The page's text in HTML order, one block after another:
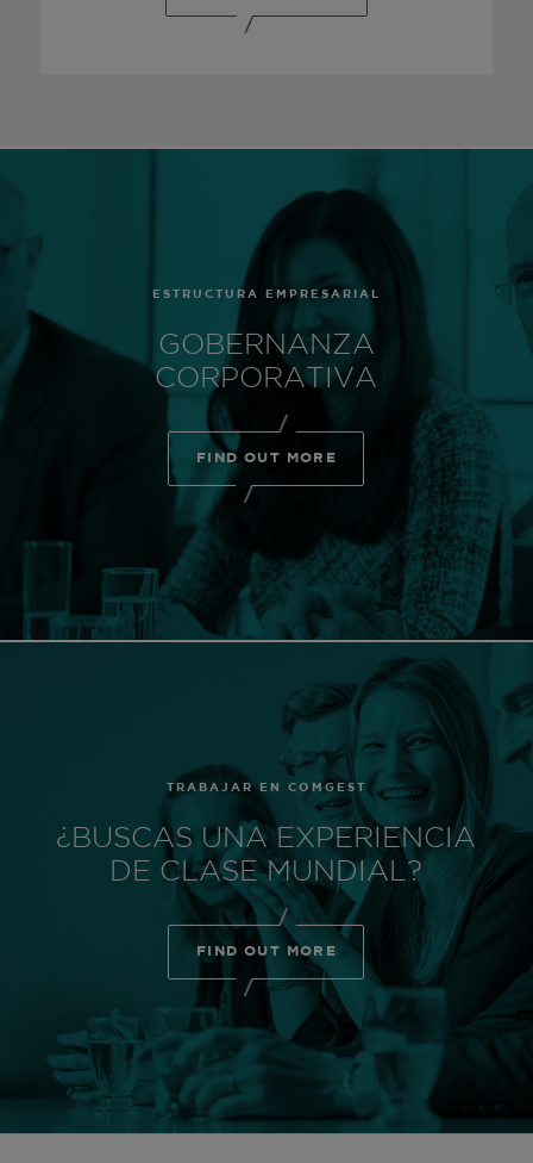
ESTRUCTURA EMPRESARIAL
GOBERNANZA
CORPORATIVA
FIND OUT MORE
TRABAJAR EN COMGEST
¿BUSCAS UNA EXPERIENCIA
DE CLASE MUNDIAL?
FIND OUT MORE